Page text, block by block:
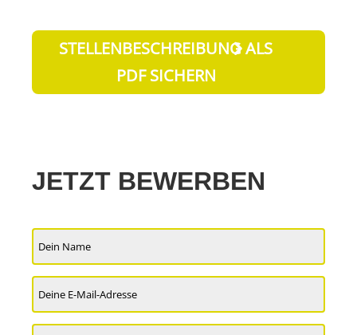
STELLENBESCHREIBUNG ALS
PDF SICHERN
JETZT BEWERBEN